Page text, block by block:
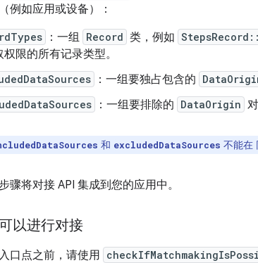
例如应用或设备）：
：一组 Record 类，例如
限的所有记录类型。
：一组要独占包含的
：一组要排除的 DataOrigin
和 excludedDataSources 不能在
骤将对接 API 集成到您的应用中。
以进行对接
口点之前，请使用